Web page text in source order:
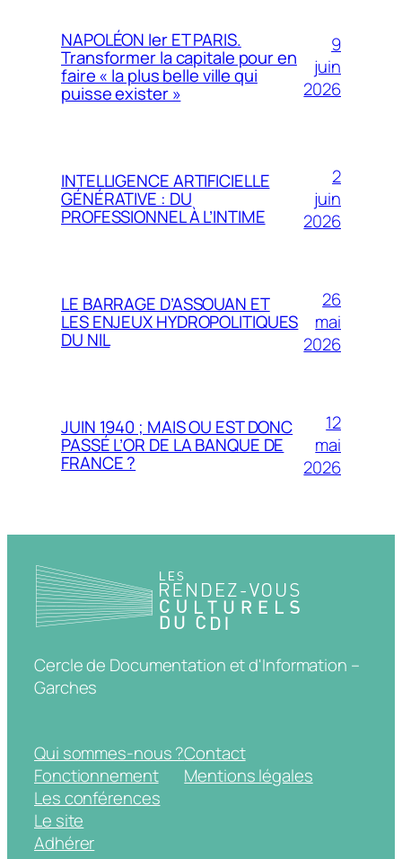
NAPOLÉON Ier ET PARIS.
Transformer la capitale pour en
faire « la plus belle ville qui
puisse exister »
9
juin
2026
INTELLIGENCE ARTIFICIELLE
GÉNÉRATIVE : DU
PROFESSIONNEL À L’INTIME
2
juin
2026
LE BARRAGE D’ASSOUAN ET
LES ENJEUX HYDROPOLITIQUES
DU NIL
26
mai
2026
JUIN 1940 ; MAIS OU EST DONC
PASSÉ L’OR DE LA BANQUE DE
FRANCE ?
12
mai
2026
Cercle de Documentation et d'Information –
Garches
Qui sommes-nous ?
Fonctionnement
Les conférences
Le site
Adhérer
Contact
Mentions légales